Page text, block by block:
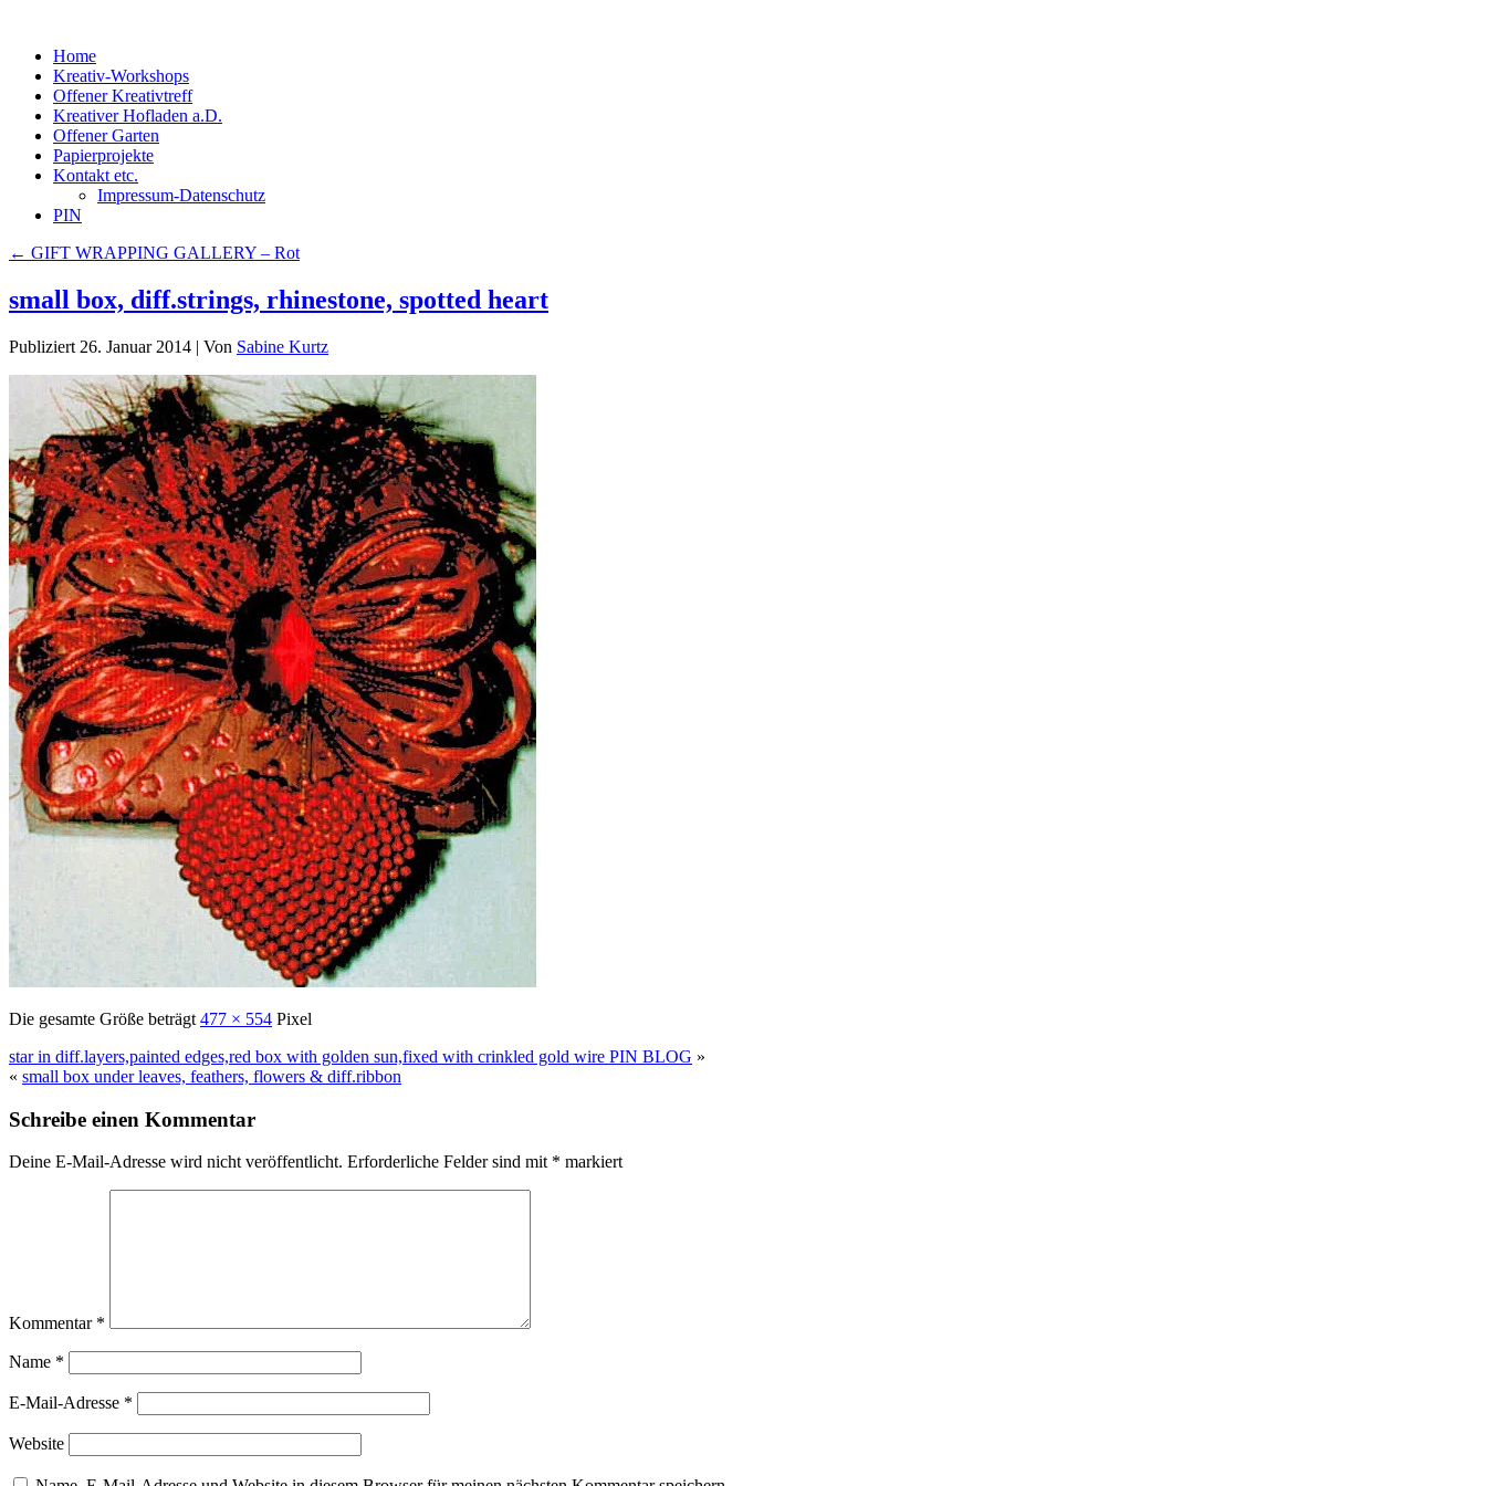
Home
Kreativ-Workshops
Offener Kreativtreff
Kreativer Hofladen a.D.
Offener Garten
Papierprojekte
Kontakt etc.
Impressum-Datenschutz
PIN
← GIFT WRAPPING GALLERY – Rot
small box, diff.strings, rhinestone, spotted heart
Publiziert 26. Januar 2014 | Von Sabine Kurtz
Die gesamte Größe beträgt 477 × 554 Pixel
star in diff.layers,painted edges,red box with golden sun,fixed with crinkled gold wire PIN BLOG »
« small box under leaves, feathers, flowers & diff.ribbon
Schreibe einen Kommentar
Deine E-Mail-Adresse wird nicht veröffentlicht. Erforderliche Felder sind mit * markiert
Kommentar *
Name *
E-Mail-Adresse *
Website